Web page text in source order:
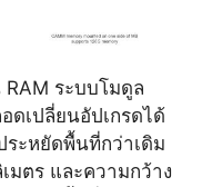
ระบบโมดูล
ดเปลี่ยนอัปเกรดได้
ระหยัดพื้นที่กว่าเดิม
มตร และความกว้าง